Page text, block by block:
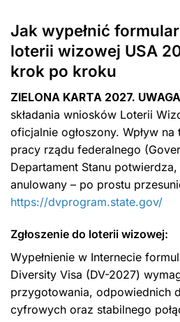
Jak wypełnić
loterii wizowej USA
krok po kroku
ZIELONA KARTA 2027.
składania wniosków Loterii
oficjalnie ogłoszony. Wpływ
pracy rządu federalnego
Departament Stanu
anulowany – po prostu
https://dvprogram.state.gov/
Zgłoszenie do loterii wizowej:
Wypełnienie w Internecie
Diversity Visa (DV-2027)
przygotowania, odpowiednich
cyfrowych oraz stabilnego